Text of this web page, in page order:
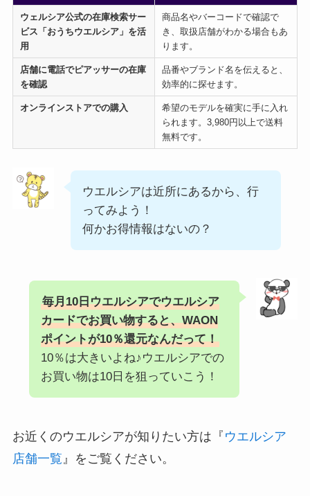
ウェルシア公式の在庫検索サー
ビス「おうちウエルシア」を活
用
商品名やバーコードで確認で
き、取扱店舗がわかる場合もあ
ります。
店舗に電話でピアッサーの在庫
を確認
品番やブランド名を伝えると、
効率的に探せます。
オンラインストアでの購入
希望のモデルを確実に手に入れ
られます。3,980円以上で送料
無料です。
ウエルシアは近所にあるから、行
ってみよう！
何かお得情報はないの？
毎月10日ウエルシアでウエルシア
カードでお買い物すると、WAON
ポイントが10％還元なんだって！
10％は大きいよね♪ウエルシアでの
お買い物は10日を狙っていこう！
お近くのウエルシアが知りたい方は『 ウエルシア
店舗一覧 』をご覧ください。